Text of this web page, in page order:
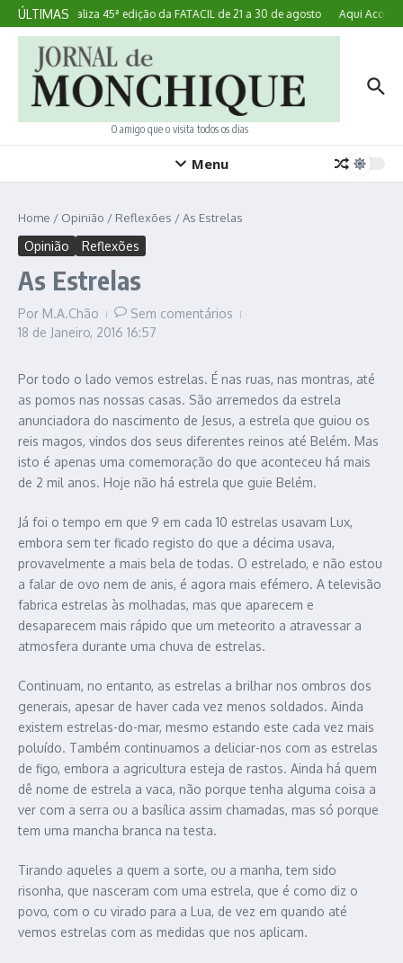
Ir para o conteúdo
ÚLTIMAS
Lagoa realiza 45ª edição da FATACIL de 21 a 30 de agosto Aqui
O amigo que o visita todos os dias
Menu
Home / Opinião / Reflexões /As Estrelas
Opinião Reflexões
As Estrelas
Por M.A.Chão
Sem comentários
18 de Janeiro, 2016 16:57
Por todo o lado vemos estrelas. É nas ruas, nas montras, até
as pomos nas nossas casas. São arremedos da estrela
anunciadora do nascimento de Jesus, a estrela que guiou os
reis magos, vindos dos seus diferentes reinos até Belém. Mas
isto é apenas uma comemoração do que aconteceu há mais
de 2 mil anos. Hoje não há estrela que guie Belém.
Já foi o tempo em que 9 em cada 10 estrelas usavam Lux,
embora sem ter ficado registo do que a décima usava,
provavelmente a mais bela de todas. O estrelado, e não estou
a falar de ovo nem de anis, é agora mais efémero. A televisão
fabrica estrelas às molhadas, mas que aparecem e
desaparecem mais rápido que um meteorito a atravessar a
atmosfera durante uma chuva de estrelas.
Continuam, no entanto, as estrelas a brilhar nos ombros dos
generais, apesar de haver cada vez menos soldados. Ainda
existem estrelas-do-mar, mesmo estando este cada vez mais
poluído. Também continuamos a deliciar-nos com as estrelas
de figo, embora a agricultura esteja de rastos. Ainda há quem
dê nome de estrela a vaca, não porque tenha alguma coisa a
ver com a serra ou a basílica assim chamadas, mas só porque
tem uma mancha branca na testa.
Tirando aqueles a quem a sorte, ou a manha, tem sido
risonha, que nasceram com uma estrela, que é como diz o
povo, com o cu virado para a Lua, de vez em quando até
vemos estrelas com as medidas que nos aplicam.